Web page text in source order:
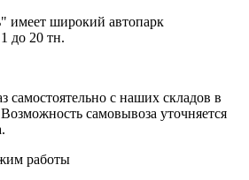
широкий автопарк
до 20 тн.
самостоятельно с наших складов в
самовывоза уточняется
работы